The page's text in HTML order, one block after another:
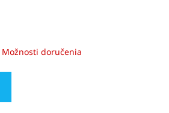
Možnosti doručenia